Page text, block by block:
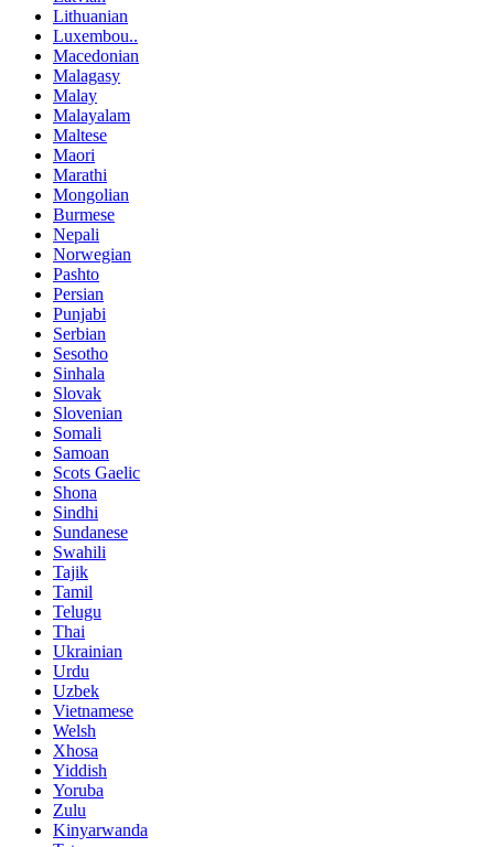
Lithuanian
Luxembou..
Macedonian
Malagasy
Malay
Malayalam
Maltese
Maori
Marathi
Mongolian
Burmese
Nepali
Norwegian
Pashto
Persian
Punjabi
Serbian
Sesotho
Sinhala
Slovak
Slovenian
Somali
Samoan
Scots Gaelic
Shona
Sindhi
Sundanese
Swahili
Tajik
Tamil
Telugu
Thai
Ukrainian
Urdu
Uzbek
Vietnamese
Welsh
Xhosa
Yiddish
Yoruba
Zulu
Kinyarwanda